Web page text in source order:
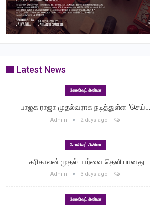
Latest News
கோலிவுட் சினிமா
பாஜக ராஜா முதல்வராக நடித்துள்ள ‘செய்…
Admin 2 days ago
கோலிவுட் சினிமா
‎ கரிகாலன் முதல் பார்வை தெளியானது
Admin 3 days ago
கோலிவுட் சினிமா